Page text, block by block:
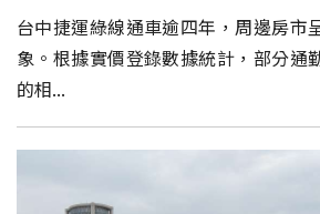
台中捷運綠線通車逾四年，周邊房市
象。根據實價登錄數據統計，部分通
的相...